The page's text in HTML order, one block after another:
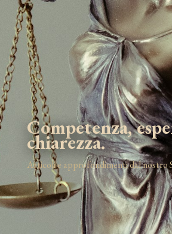
Competenza,
chiarezza.
Articoli e approfondimenti dal nostro